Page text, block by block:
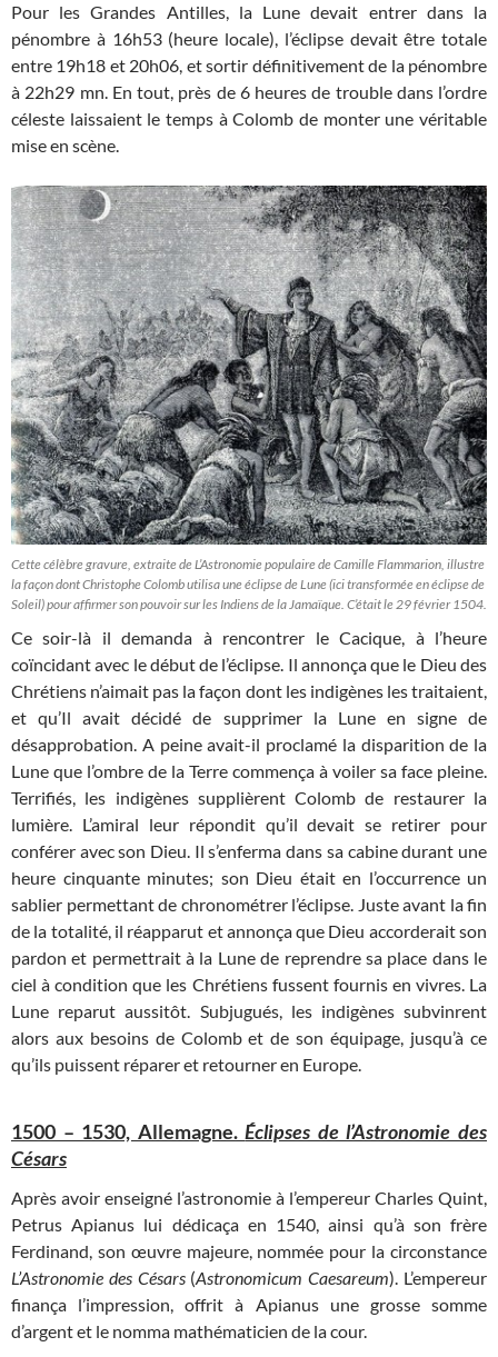
Pour les Grandes Antilles, la Lune devait entrer dans la
pénombre à 16h53 (heure locale), l’éclipse devait être totale
entre 19h18 et 20h06, et sortir définitivement de la pénombre
à 22h29 mn. En tout, près de 6 heures de trouble dans l’ordre
céleste laissaient le temps à Colomb de monter une véritable
mise en scène.
Cette célèbre gravure, extraite de L’Astronomie populaire de Camille Flammarion, illustre
la façon dont Christophe Colomb utilisa une éclipse de Lune (ici transformée en éclipse de
Soleil) pour affirmer son pouvoir sur les Indiens de la Jamaïque. C’était le 29 février 1504.
Ce soir-là il demanda à rencontrer le Cacique, à l’heure
coïncidant avec le début de l’éclipse. Il annonça que le Dieu des
Chrétiens n’aimait pas la façon dont les indigènes les traitaient,
et qu’Il avait décidé de supprimer la Lune en signe de
désapprobation. A peine avait-il proclamé la disparition de la
Lune que l’ombre de la Terre commença à voiler sa face pleine.
Terrifiés, les indigènes supplièrent Colomb de restaurer la
lumière. L’amiral leur répondit qu’il devait se retirer pour
conférer avec son Dieu. Il s’enferma dans sa cabine durant une
heure cinquante minutes; son Dieu était en l’occurrence un
sablier permettant de chronométrer l’éclipse. Juste avant la fin
de la totalité, il réapparut et annonça que Dieu accorderait son
pardon et permettrait à la Lune de reprendre sa place dans le
ciel à condition que les Chrétiens fussent fournis en vivres. La
Lune reparut aussitôt. Subjugués, les indigènes subvinrent
alors aux besoins de Colomb et de son équipage, jusqu’à ce
qu’ils puissent réparer et retourner en Europe.
1500 – 1530, Allemagne.Éclipses de l’Astronomie des
Césars
Après avoir enseigné l’astronomie à l’empereur Charles Quint,
Petrus Apianus lui dédicaça en 1540, ainsi qu’à son frère
Ferdinand, son œuvre majeure, nommée pour la circonstance
L’Astronomie des Césars (Astronomicum Caesareum). L’empereur
finança l’impression, offrit à Apianus une grosse somme
d’argent et le nomma mathématicien de la cour.